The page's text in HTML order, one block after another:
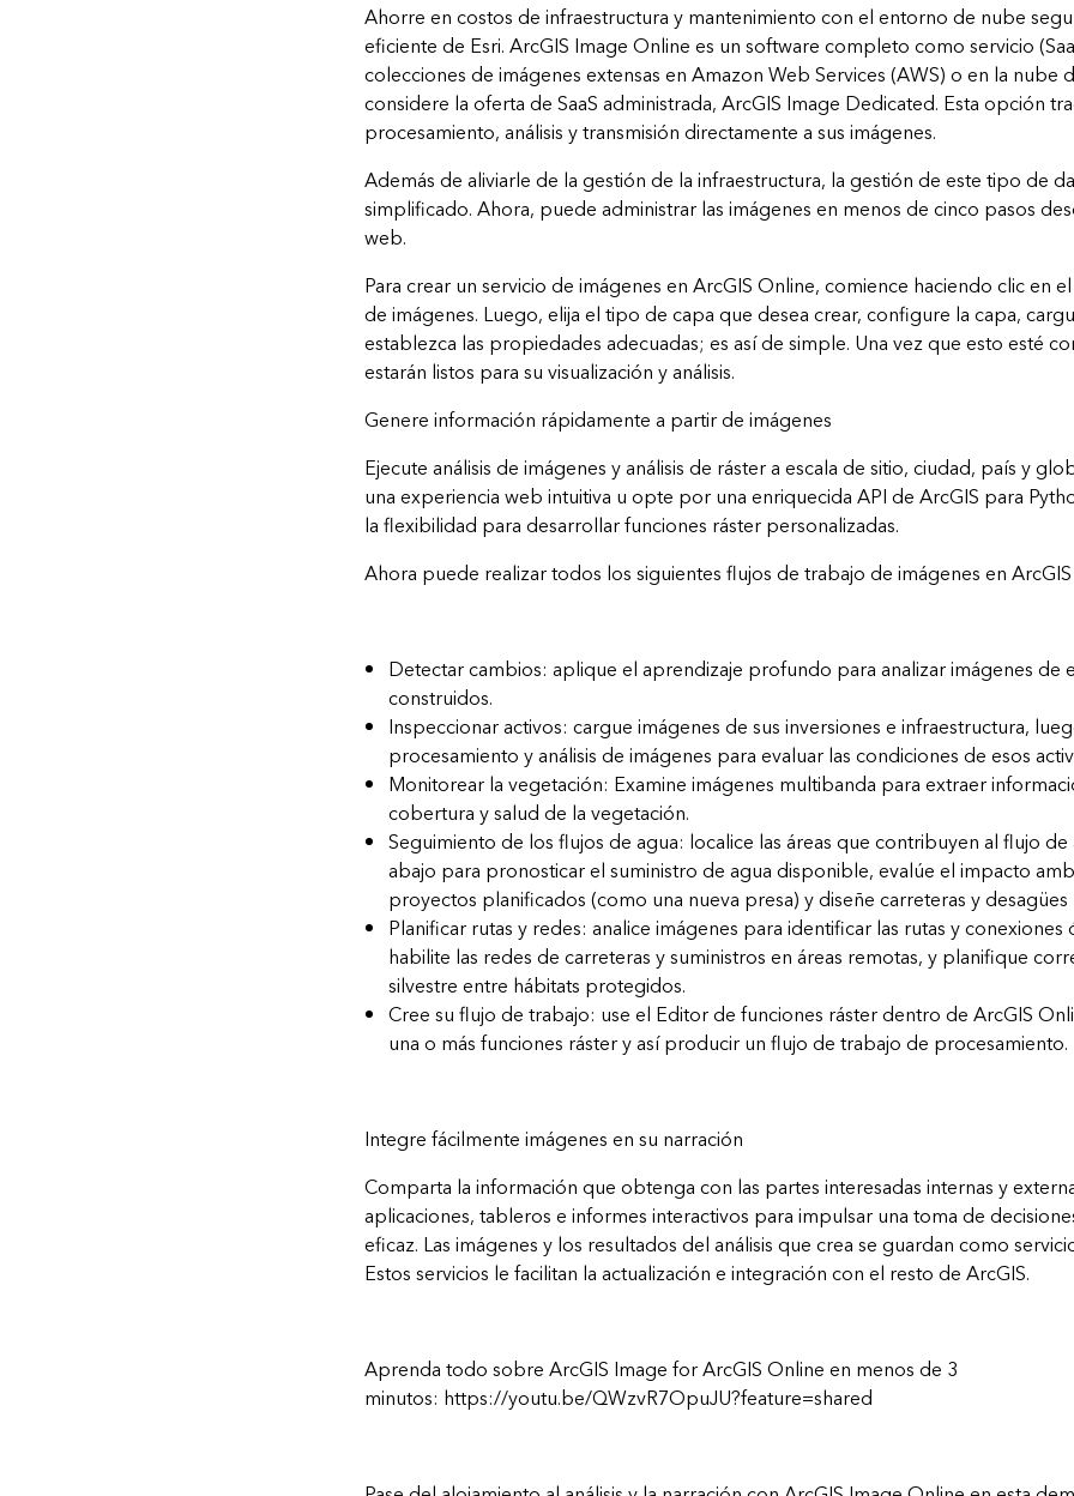
Ahorre en costos de infraestructura y mantenimiento con el entorno de nube
eficiente de Esri. ArcGIS Image Online es un software completo como servicio
colecciones de imágenes extensas en Amazon Web Services (AWS) o en la nube
considere la oferta de SaaS administrada, ArcGIS Image Dedicated. Esta opción
procesamiento, análisis y transmisión directamente a sus imágenes.
Además de aliviarle de la gestión de la infraestructura, la gestión de este tipo de
simplificado. Ahora, puede administrar las imágenes en menos de cinco pasos
web.
Para crear un servicio de imágenes en ArcGIS Online, comience haciendo clic en
de imágenes. Luego, elija el tipo de capa que desea crear, configure la capa,
establezca las propiedades adecuadas; es así de simple. Una vez que esto esté
estarán listos para su visualización y análisis.
Genere información rápidamente a partir de imágenes
Ejecute análisis de imágenes y análisis de ráster a escala de sitio, ciudad, país y
una experiencia web intuitiva u opte por una enriquecida API de ArcGIS para
la flexibilidad para desarrollar funciones ráster personalizadas.
Ahora puede realizar todos los siguientes flujos de trabajo de imágenes en
Detectar cambios: aplique el aprendizaje profundo para analizar imágenes de
construidos.
Inspeccionar activos: cargue imágenes de sus inversiones e infraestructura,
procesamiento y análisis de imágenes para evaluar las condiciones de esos
Monitorear la vegetación: Examine imágenes multibanda para extraer
cobertura y salud de la vegetación.
Seguimiento de los flujos de agua: localice las áreas que contribuyen al flujo
abajo para pronosticar el suministro de agua disponible, evalúe el impacto
proyectos planificados (como una nueva presa) y diseñe carreteras y desagües
Planificar rutas y redes: analice imágenes para identificar las rutas y
habilite las redes de carreteras y suministros en áreas remotas, y planifique
silvestre entre hábitats protegidos.
Cree su flujo de trabajo: use el Editor de funciones ráster dentro de ArcGIS
una o más funciones ráster y así producir un flujo de trabajo de procesamiento.
Integre fácilmente imágenes en su narración
Comparta la información que obtenga con las partes interesadas internas y
aplicaciones, tableros e informes interactivos para impulsar una toma de
eficaz. Las imágenes y los resultados del análisis que crea se guardan como
Estos servicios le facilitan la actualización e integración con el resto de ArcGIS.
Aprenda todo sobre ArcGIS Image for ArcGIS Online en menos de 3
minutos: https://youtu.be/QWzvR7OpuJU?feature=shared